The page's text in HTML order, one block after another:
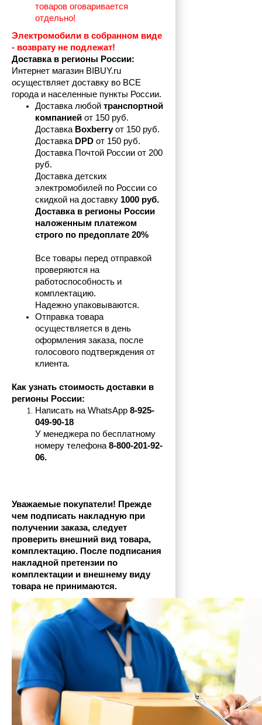
товаров оговаривается
отдельно!
Электромобили в собранном виде
- возврату не подлежат!
Доставка в регионы России:
Интернет магазин BIBUY.ru
осуществляет доставку во ВСЕ
города и населенные пункты России.
Доставка любой транспортной
компанией от 150 руб.
Доставка Boxberry от 150 руб.
Доставка DPD от 150 руб.
Доставка Почтой России от 200
руб.
Доставка детских
электромобилей по России со
скидкой на доставку 1000 руб.
Доставка в регионы России
наложенным платежом
строго по предоплате 20%
Все товары перед отправкой
проверяются на
работоспособность и
комплектацию.
Надежно упаковываются.
Отправка товара
осуществляется в день
оформления заказа, после
голосового подтверждения от
клиента.
Как узнать стоимость доставки в
регионы России:
Написать на WhatsApp 8-925-
049-90-18
У менеджера по бесплатному
номеру телефона 8-800-201-92-
06.
Уважаемые покупатели! Прежде
чем подписать накладную при
получении заказа, следует
проверить внешний вид товара,
комплектацию. После подписания
накладной претензии по
комплектации и внешнему виду
товара не принимаются.